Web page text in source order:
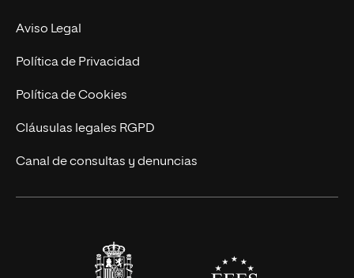
Experto Universitario
Postgrados
Cursos Universitarios
Nuestro Equipo
Trabaja en UNIR
Actualidad
UNIR Revista
Eventos
Aviso Legal
Política de Privacidad
Política de Cookies
Cláusulas legales RGPD
Canal de consultas y denuncias